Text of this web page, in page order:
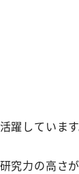
躍しています
究力の高さ